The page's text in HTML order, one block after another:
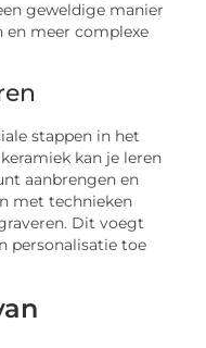
geweldige manier
en meer complexe
stappen in het
kan je leren
aanbrengen en
met technieken
Dit voegt
personalisatie toe